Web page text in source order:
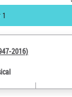
les
2016)
1
2016)